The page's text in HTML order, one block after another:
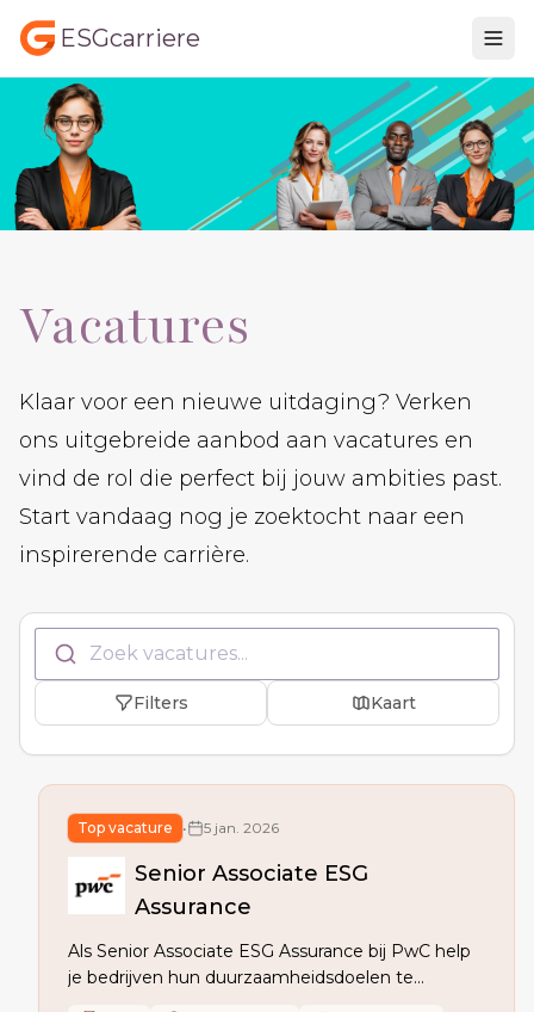
ESGcarriere
Vacatures
Klaar voor een nieuwe uitdaging? Verken
ons uitgebreide aanbod aan vacatures en
vind de rol die perfect bij jouw ambities past.
Start vandaag nog je zoektocht naar een
inspirerende carrière.
Zoek vacatures...
Filters Kaart
Top vacature • 5 jan. 2026
Senior Associate ESG
Assurance
Als Senior Associate ESG Assurance bij PwC help
je bedrijven hun duurzaamheidsdoelen te